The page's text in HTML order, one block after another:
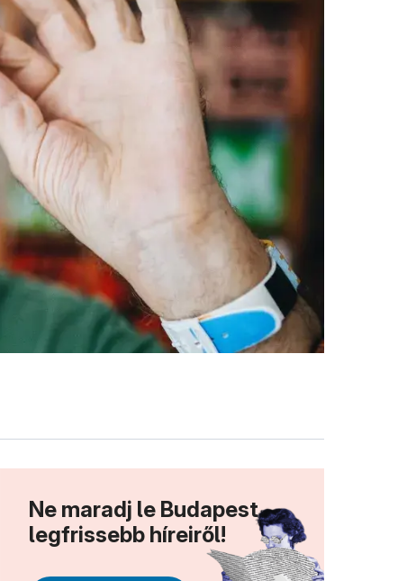
Ne maradj le Budapest
legfrissebb híreiről!